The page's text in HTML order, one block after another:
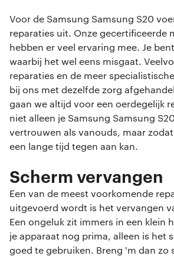
Voor de Samsung Samsung S20
reparaties uit. Onze gecertificeerde
hebben er veel ervaring mee. Je
waarbij het wel eens misgaat.
reparaties en de meer
bij ons met dezelfde zorg
gaan we altijd voor een oerdegelijk
niet alleen je Samsung Samsung
vertrouwen als vanouds, maar
een lange tijd tegen aan kan.
Scherm vervangen
Een van de meest voorkomende
uitgevoerd wordt is het vervangen
Een ongeluk zit immers in een klein
je apparaat nog prima, alleen is het
goed te gebruiken. Breng 'm dan zo